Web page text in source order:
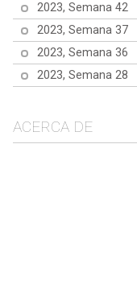
2023, Semana 42
2023, Semana 37
2023, Semana 36
2023, Semana 28
ACERCA DE